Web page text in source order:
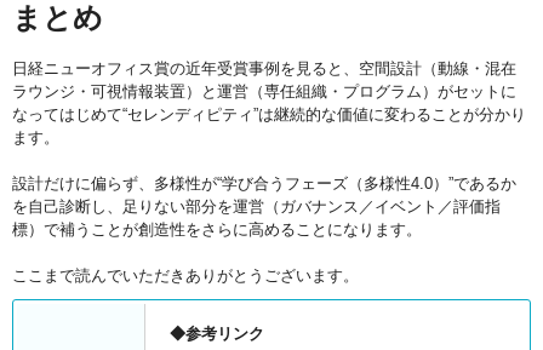
まとめ
日経ニューオフィス賞の近年受賞事例を見ると、空間設計（動線・混在
ラウンジ・可視情報装置）と運営（専任組織・プログラム）がセットに
なってはじめて“セレンディピティ”は継続的な価値に変わることが分かり
ます。
設計だけに偏らず、多様性が“学び合うフェーズ（多様性4.0）”であるか
を自己診断し、足りない部分を運営（ガバナンス／イベント／評価指
標）で補うことが創造性をさらに高めることになります。
ここまで読んでいただきありがとうございます。
◆参考リンク